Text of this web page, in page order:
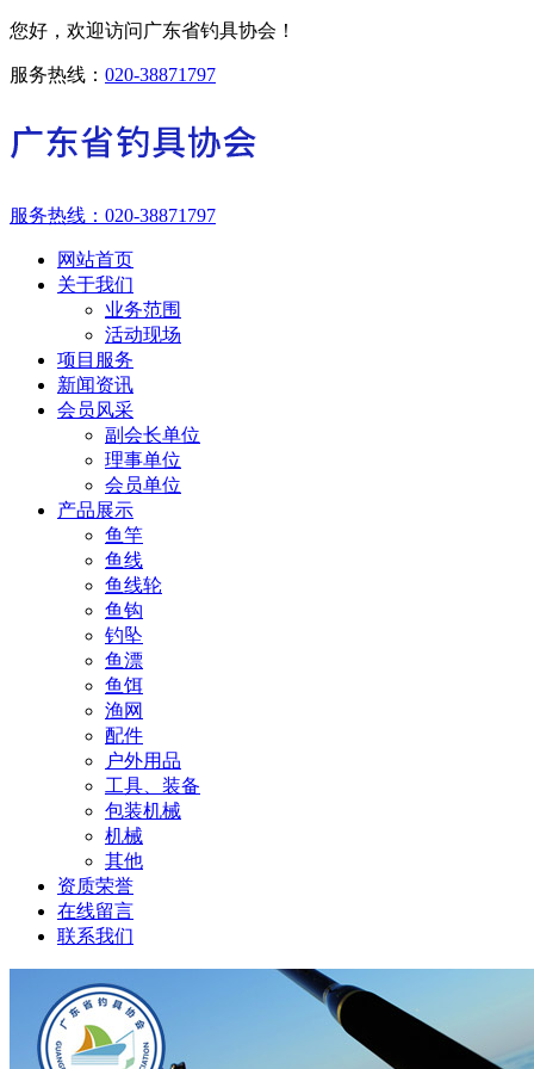
您好，欢迎访问广东省钓具协会！
服务热线： 020-38871797
服务热线： 020-38871797
网站首页
关于我们
业务范围
活动现场
项目服务
新闻资讯
会员风采
副会长单位
理事单位
会员单位
产品展示
鱼竿
鱼线
鱼线轮
鱼钩
钓坠
鱼漂
鱼饵
渔网
配件
户外用品
工具、装备
包装机械
机械
其他
资质荣誉
在线留言
联系我们